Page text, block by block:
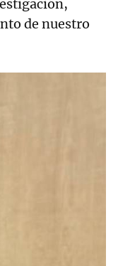
de nuestro